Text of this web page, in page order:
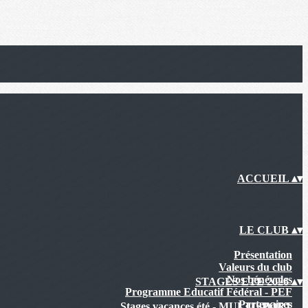
ACCUEIL ▴▾
LE CLUB ▴▾
Présentation
Valeurs du club
Nos bénévoles
Programme Educatif Fédéral - PEF
Partenaires
STAGES ETE 2026▴▾